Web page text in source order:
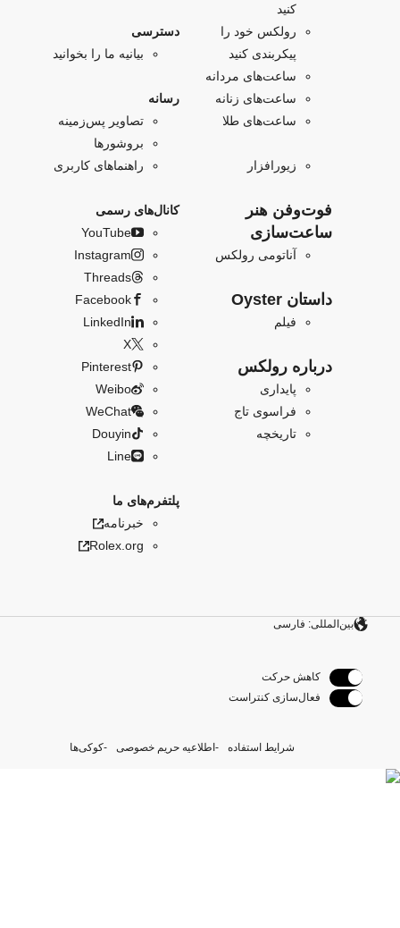
کنید
رولکس خود را
پیکربندی کنید
ساعت‌های مردانه
ساعت‌های زنانه
ساعت‌های طلا
زیورافزار
فو‌‌ت‌وفن هنر
ساعت‌سازی
آناتومی رولکس
داستان Oyster
فیلم
درباره رولکس
پایداری
فراسوی تاج
تاریخچه
دسترسی
بیانیه ما را بخوانید
رسانه
تصاویر پس‌زمینه
بروشورها
راهنماهای کاربری
کانال‌های رسمی
YouTube
Instagram
Threads
Facebook
LinkedIn
X
Pinterest
Weibo
WeChat
Douyin
Line
پلتفرم‌های ما
خبرنامه
Rolex.org
بین‌المللی: فارسی
کاهش حرکت
فعال‌سازی کنتراست
شرایط استفاده اطلاعیه حریم خصوصی کوکی‌ها